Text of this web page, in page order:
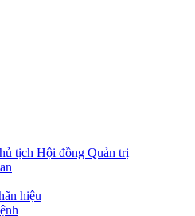
tịch Hội đồng Quản trị
hiệu